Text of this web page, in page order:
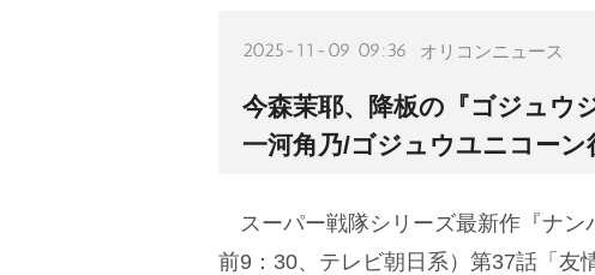
2025-11-09 09:36 オリコンニュース
今森茉耶、降板の『ゴジュウ
一河角乃/ゴジュウユニコー
スーパー戦隊シリーズ最新作『ナン
前9：30、テレビ朝日系）第37話「友